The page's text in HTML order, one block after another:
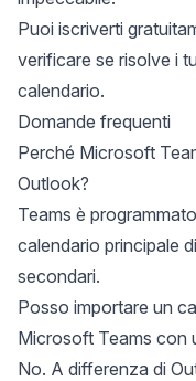
Puoi iscriverti
verificare se risolve i
calendario.
Domande frequenti
Perché Microsoft
Outlook?
Teams è
calendario principale
secondari.
Posso importare un
Microsoft Teams con
No. A differenza di